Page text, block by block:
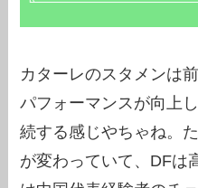
カターレのスタメンは
パフォーマンスが向上
続する感じやちゃね。
が変わっていて、DFは